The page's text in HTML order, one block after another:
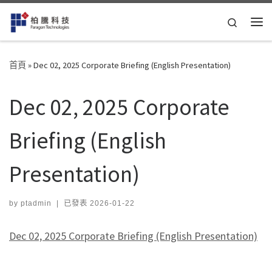
Skip to content
Search
首頁 »Dec 02, 2025 Corporate Briefing (English Presentation)
Dec 02, 2025 Corporate
Briefing (English
Presentation)
by ptadmin | 已發表 2026-01-22
Dec 02, 2025 Corporate Briefing (English Presentation)